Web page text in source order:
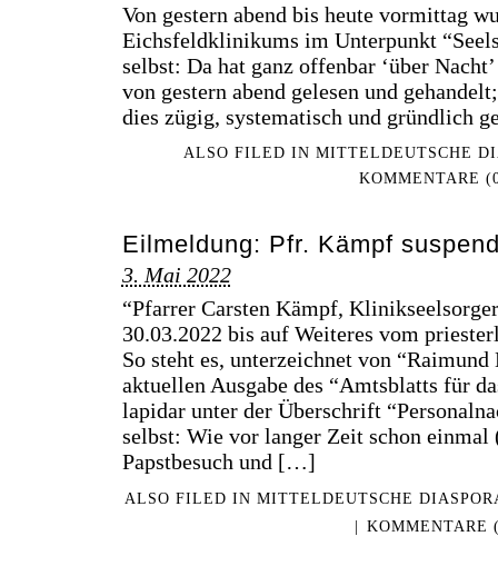
Von gestern abend bis heute vormittag
Eichsfeldklinikums im Unterpunkt
selbst: Da hat ganz offenbar ‘über
von gestern abend gelesen und
dies zügig, systematisch und gründlich
ALSO FILED IN MITTELDEUTSCHE
KOMMENTARE
Eilmeldung: Pfr. Kämpf
3. Mai 2022
“Pfarrer Carsten Kämpf,
30.03.2022 bis auf Weiteres vom
So steht es, unterzeichnet von
aktuellen Ausgabe des “Amtsblatts für
lapidar unter der Überschrift
selbst: Wie vor langer Zeit schon einmal
Papstbesuch und […]
ALSO FILED INMITTELDEUTSCHE
| KOMMENTARE